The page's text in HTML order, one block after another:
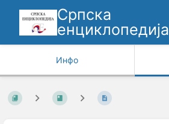
Српска
енциклопедија
Инфо